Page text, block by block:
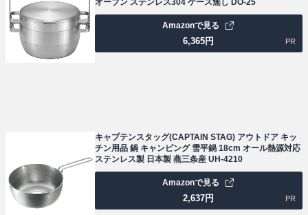
オーブン ステンレス304 ケース無し DO-25
6,365円
Amazonで見る
PR
キャプテンスタッグ(CAPTAIN STAG) アウトドア キッ
チン用品 鍋 キャンピング 雪平鍋 18cm オール熱源対応
ステンレス製 日本製 燕三条産 UH-4210
2,637円
Amazonで見る
PR